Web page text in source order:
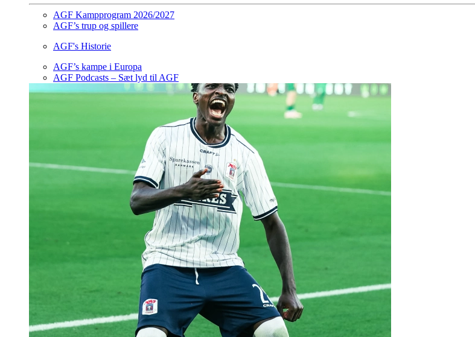
AGF Kampprogram 2026/2027
AGF’s trup og spillere
AGF's Historie
AGF’s kampe i Europa
AGF Podcasts – Sæt lyd til AGF